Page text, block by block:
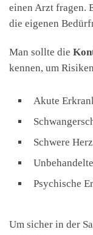
einen Arzt fragen.
die eigenen
Man sollte die
kennen, um
Akute
Schwere
Psychische
Um sicher in der